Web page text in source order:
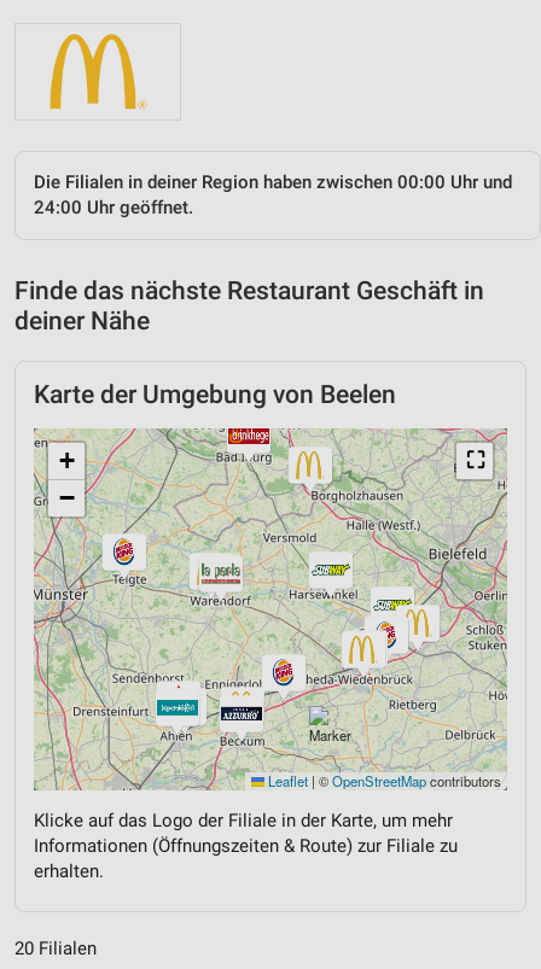
Die Filialen in deiner Region haben zwischen 00:00 Uhr und
24:00 Uhr geöffnet.
Finde das nächste Restaurant Geschäft in
deiner Nähe
Karte der Umgebung von Beelen
⛶
+
−
Leaflet | ©OpenStreetMapcontributors
Klicke auf das Logo der Filiale in der Karte, um mehr
Informationen (Öffnungszeiten & Route) zur Filiale zu
erhalten.
20 Filialen